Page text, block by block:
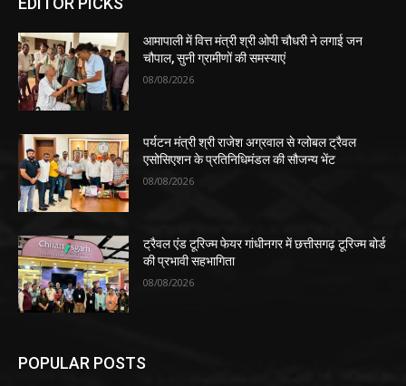
आमापाली में वित्त मंत्री श्री ओपी चौधरी ने लगाई जन
चौपाल, सुनी ग्रामीणों की समस्याएं
08/08/2026
पर्यटन मंत्री श्री राजेश अग्रवाल से ग्लोबल ट्रैवल
एसोसिएशन के प्रतिनिधिमंडल की सौजन्य भेंट
08/08/2026
ट्रैवल एंड टूरिज्म फेयर गांधीनगर में छत्तीसगढ़ टूरिज्म बोर्ड
की प्रभावी सहभागिता
08/08/2026
POPULAR POSTS